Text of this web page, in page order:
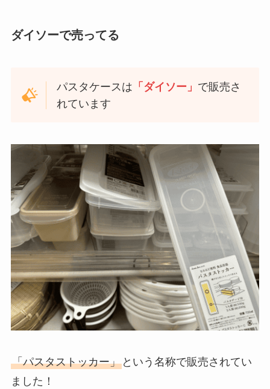
ダイソーで売ってる
パスタケースは 「ダイソー」 で販売さ
れています
「パスタストッカー」という名称で販売されてい
ました！